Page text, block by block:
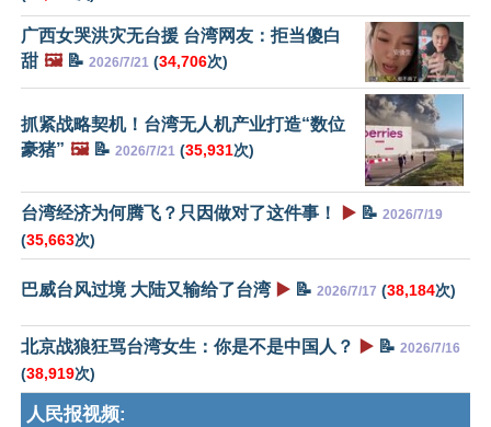
广西女哭洪灾无台援 台湾网友：拒当傻白
甜 🖼️📝 2026/7/21 (34,706次)
抓紧战略契机！台湾无人机产业打造“数位
豪猪” 🖼️📝 2026/7/21 (35,931次)
台湾经济为何腾飞？只因做对了这件事！ ▶️ 📝 2026/7/19
(35,663次)
巴威台风过境 大陆又输给了台湾 ▶️ 📝 2026/7/17 (38,184次)
北京战狼狂骂台湾女生：你是不是中国人？ ▶️ 📝 2026/7/16
(38,919次)
人民报视频: